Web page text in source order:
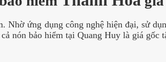
Nhờ ứng dụng công nghệ hiện đại, sử
nón bảo hiểm tại Quang Huy là giá gốc